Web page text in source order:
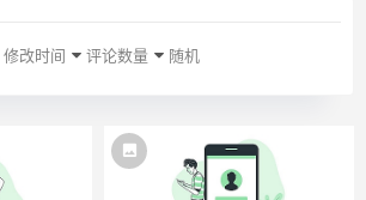
修改时间 评论数量 随机